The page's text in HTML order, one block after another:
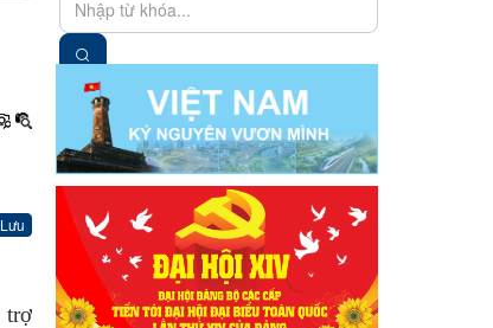
Lưu
trợ